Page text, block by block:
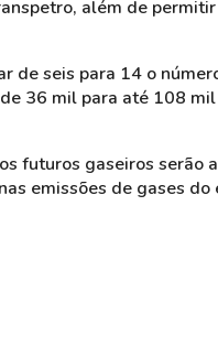
além de
de seis para 14 o
36 mil para até 108
futuros gaseiros serão
emissões de gases